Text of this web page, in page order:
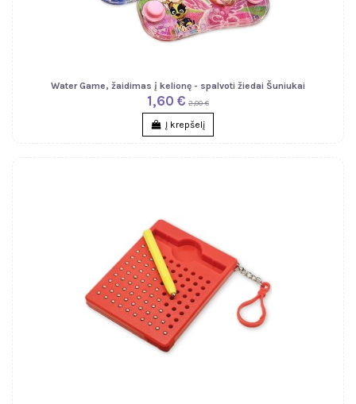
Water Game, žaidimas į kelionę - spalvoti žiedai Šuniukai
1,60 € 2,00 €
Į krepšelį